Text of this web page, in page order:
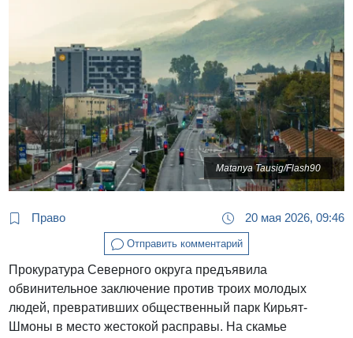
Matanya Tausig/Flash90
Право 20 мая 2026, 09:46
Отправить комментарий
Прокуратура Северного округа предъявила
обвинительное заключение против троих молодых
людей, превративших общественный парк Кирьят-
Шмоны в место жестокой расправы. На скамье